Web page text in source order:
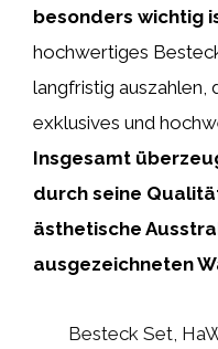
besonders wichtig
hochwertiges
langfristig auszahlen,
exklusives und
Insgesamt
durch seine
ästhetische
ausgezeichneten
Besteck Set,